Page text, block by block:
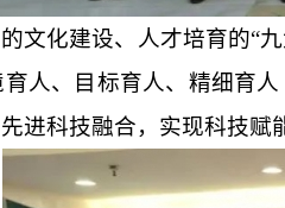
文化建设、人才培育的“
人、目标育人、精细育
进科技融合，实现科技